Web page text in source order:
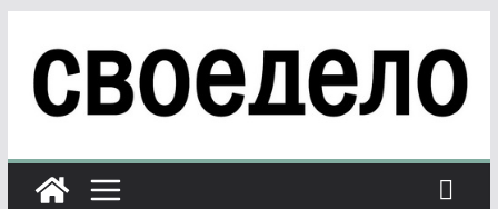
содержимому